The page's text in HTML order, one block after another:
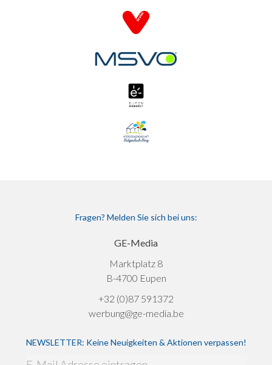
Fragen? Melden Sie sich bei uns:
GE-Media
Marktplatz 8
B-4700 Eupen
+32 (0)87 591372
werbung@ge-media.be
NEWSLETTER: Keine Neuigkeiten & Aktionen verpassen!